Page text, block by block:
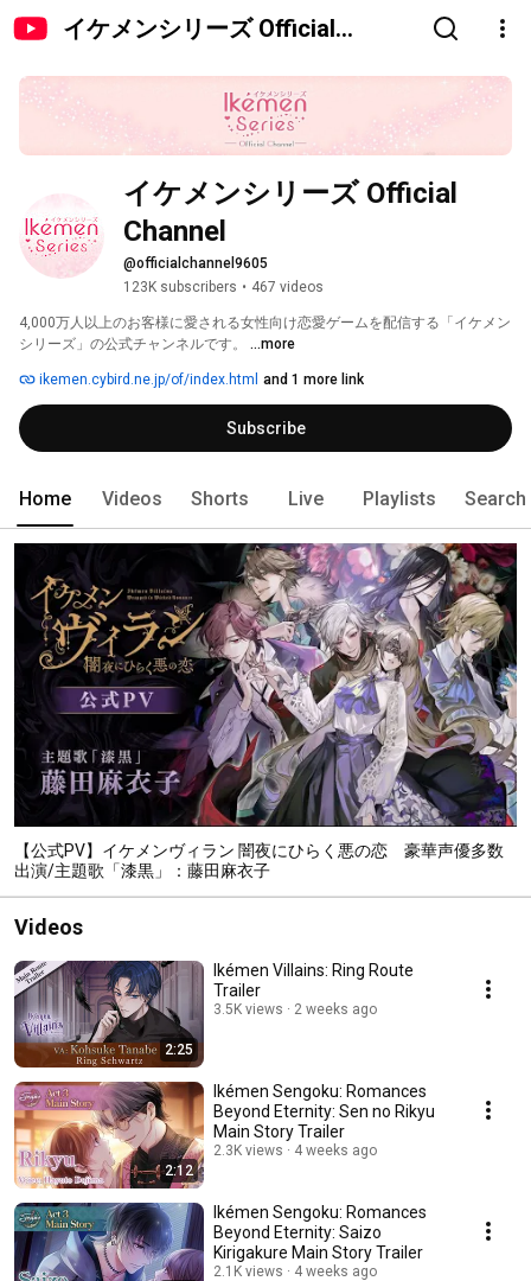
イケメンシリーズ Official
イケメンシリーズ Official
Channel
@officialchannel9605
123K subscribers • 467 videos
4,000万人以上のお客様に愛される女性向け恋愛ゲームを配信する「イケメン
シリーズ」の公式チャンネルです。 ...more
ikemen.cybird.ne.jp/of/index.html and 1 more link
Subscribe
Home Videos Shorts Live Playlists Search
【公式PV】イケメンヴィラン 闇夜にひらく悪の恋 豪華声優多数
出演/主題歌「漆黒」：藤田麻衣子
Videos
2:25
Ikémen Villains: Ring Route
Trailer
3.5K views 2 weeks ago
2:12
Ikémen Sengoku: Romances
Beyond Eternity: Sen no Rikyu
Main Story Trailer
2.3K views 4 weeks ago
Ikémen Sengoku: Romances
Beyond Eternity: Saizo
Kirigakure Main Story Trailer
2.1K views 4 weeks ago